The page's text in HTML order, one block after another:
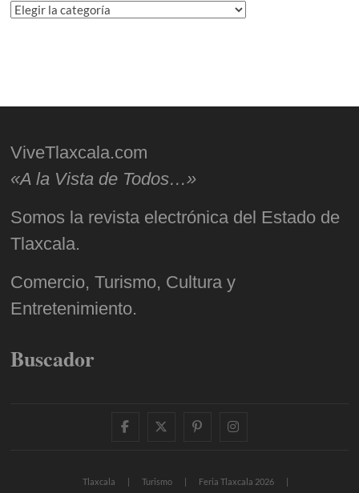
Categorías
ViveTlaxcala.com
«A la Vista de Todos…»
Somos la revista electrónica del Estado de
Tlaxcala.
Comercio, Turismo, Cultura y
Entretenimiento.
Buscador
facebooktwitter
pinterestinstagram
Tlaxcala Turismo
Feria Tlaxcala 2026